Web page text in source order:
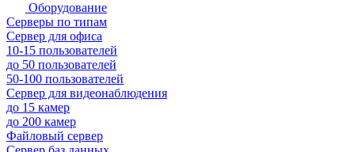
Оборудование
Серверы по типам
Сервер для офиса
10-15 пользователей
до 50 пользователей
50-100 пользователей
Сервер для видеонаблюдения
до 15 камер
до 200 камер
Файловый сервер